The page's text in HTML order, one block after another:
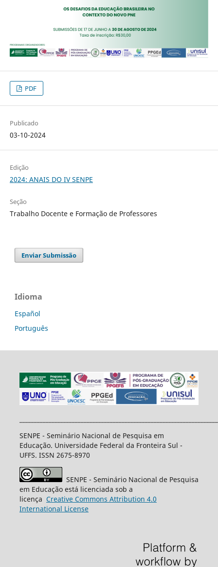
PDF
Publicado
03-10-2024
Edição
2024: ANAIS DO IV SENPE
Seção
Trabalho Docente e Formação de Professores
Enviar Submissão
Idioma
Español
Português
SENPE - Seminário Nacional de Pesquisa em
Educação. Universidade Federal da Fronteira Sul -
UFFS. ISSN 2675-8970
SENPE - Seminário Nacional de Pesquisa
em Educação está licenciada sob a
licença Creative Commons Attribution 4.0
International License